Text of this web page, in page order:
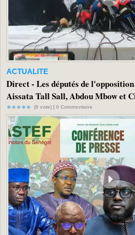
ACTUALITE
Direct - Les députés de
Aissata Tall Sall, Abdou Mbow et
(0 vote) | 0 Commentaire